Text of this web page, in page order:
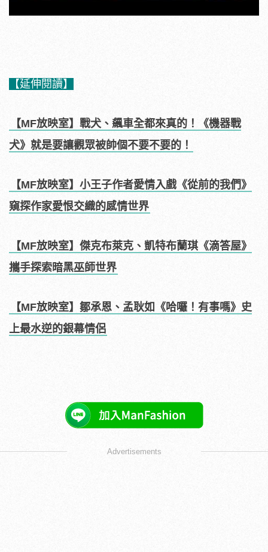
【延伸閱讀】
【MF放映室】戰犬、飆車全都來真的！《機器戰
犬》就是要讓觀眾被帥個不要不要的！
【MF放映室】小王子作者愛情入戲《從前的我們》
窺探作家愛恨交織的感情世界
【MF放映室】傑克布萊克、凱特布蘭琪《滴答屋》
攜手探索暗黑巫師世界
【MF放映室】鄒承恩、孟耿如《哈囉！有事嗎》史
上最水逆的銀幕情侶
Advertisements